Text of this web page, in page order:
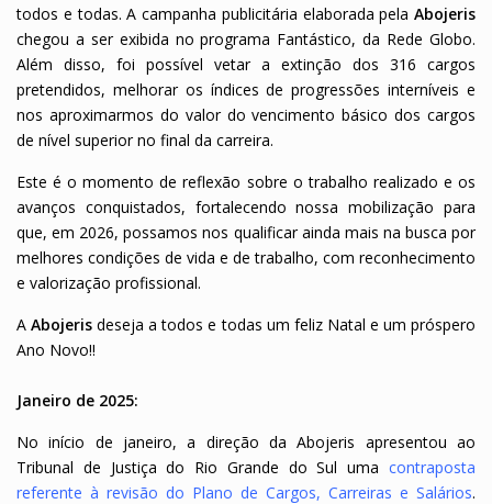
todos e todas. A campanha publicitária elaborada pela Abojeris
chegou a ser exibida no programa Fantástico, da Rede Globo.
Além disso, foi possível vetar a extinção dos 316 cargos
pretendidos, melhorar os índices de progressões interníveis e
nos aproximarmos do valor do vencimento básico dos cargos
de nível superior no final da carreira.
Este é o momento de reflexão sobre o trabalho realizado e os
avanços conquistados, fortalecendo nossa mobilização para
que, em 2026, possamos nos qualificar ainda mais na busca por
melhores condições de vida e de trabalho, com reconhecimento
e valorização profissional.
AAbojerisdeseja a todos e todas um feliz Natal e um próspero
Ano Novo!!
Janeiro de 2025:
No início de janeiro, a direção da Abojeris apresentou ao
Tribunal de Justiça do Rio Grande do Sul uma contraposta
referente à revisão do Plano de Cargos, Carreiras e Salários.